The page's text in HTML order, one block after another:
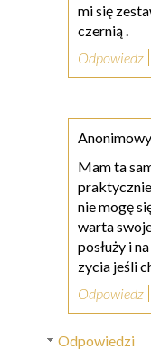
mi się
czernią .
Odpowiedz
Anonimowy
Mam ta
nie mogę
warta
posłuży i
zycia jeśli
Odpowiedz
Odpowiedzi